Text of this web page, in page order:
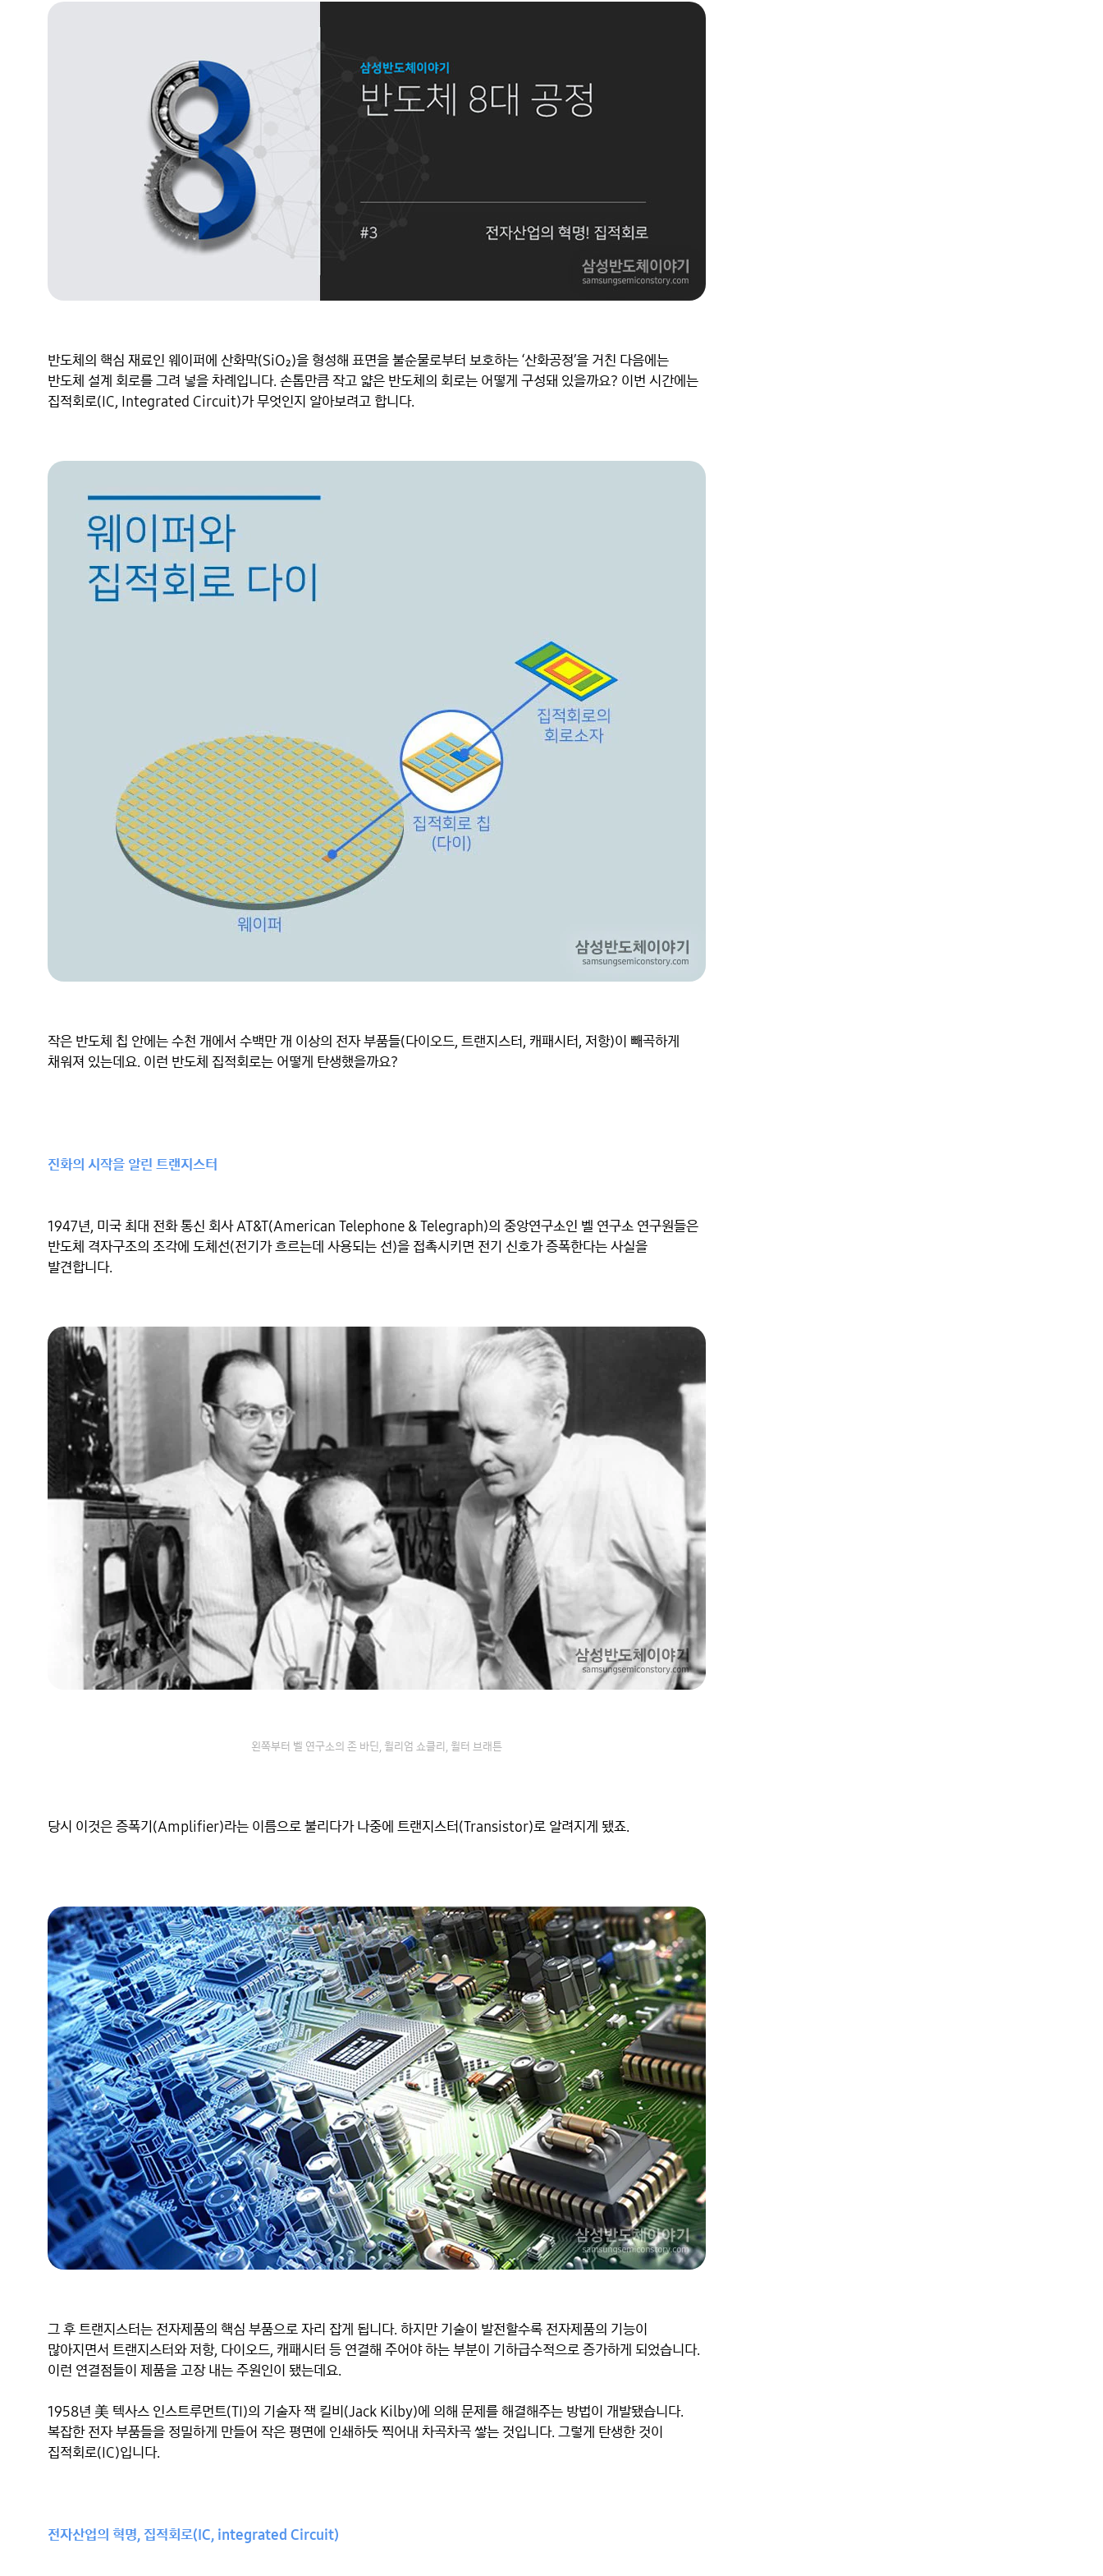
반도체의 핵심 재료인 웨이퍼에 산화막(SiO₂)을 형성해 표면을 불순물로부터 보호하는 ‘산화공정’을 거친 다음에는
반도체 설계 회로를 그려 넣을 차례입니다. 손톱만큼 작고 얇은 반도체의 회로는 어떻게 구성돼 있을까요? 이번 시간에는
집적회로(IC, Integrated Circuit)가 무엇인지 알아보려고 합니다.
작은 반도체 칩 안에는 수천 개에서 수백만 개 이상의 전자 부품들(다이오드, 트랜지스터, 캐패시터, 저항)이 빼곡하게
채워져 있는데요. 이런 반도체 집적회로는 어떻게 탄생했을까요?
진화의 시작을 알린 트랜지스터
1947년, 미국 최대 전화 통신 회사 AT&T(American Telephone & Telegraph)의 중앙연구소인 벨 연구소 연구원들은
반도체 격자구조의 조각에 도체선(전기가 흐르는데 사용되는 선)을 접촉시키면 전기 신호가 증폭한다는 사실을
발견합니다.
왼쪽부터 벨 연구소의 존 바딘, 윌리엄 쇼클리, 윌터 브래튼
그 후 트랜지스터는 전자제품의 핵심 부품으로 자리 잡게 됩니다. 하지만 기술이 발전할수록 전자제품의 기능이
많아지면서 트랜지스터와 저항, 다이오드, 캐패시터 등 연결해 주어야 하는 부분이 기하급수적으로 증가하게 되었습니다.
이런 연결점들이 제품을 고장 내는 주원인이 됐는데요.
1958년 美 텍사스 인스트루먼트(TI)의 기술자 잭 킬비(Jack Kilby)에 의해 문제를 해결해주는 방법이 개발됐습니다.
복잡한 전자 부품들을 정밀하게 만들어 작은 평면에 인쇄하듯 찍어내 차곡차곡 쌓는 것입니다. 그렇게 탄생한 것이
집적회로(IC)입니다.
전자산업의 혁명, 집적회로(IC, integrated Circuit)